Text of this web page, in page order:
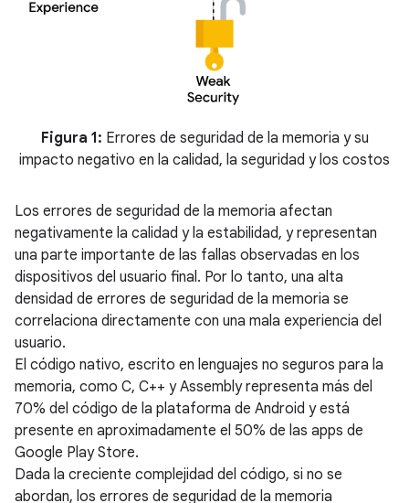
Figura 1: Errores de seguridad de la memoria y su
impacto negativo en la calidad, la seguridad y los costos
Los errores de seguridad de la memoria afectan
negativamente la calidad y la estabilidad, y representan
una parte importante de las fallas observadas en los
dispositivos del usuario final. Por lo tanto, una alta
densidad de errores de seguridad de la memoria se
correlaciona directamente con una mala experiencia del
usuario.
El código nativo, escrito en lenguajes no seguros para la
memoria, como C, C++ y Assembly representa más del
70% del código de la plataforma de Android y está
presente en aproximadamente el 50% de las apps de
Google Play Store.
Dada la creciente complejidad del código, si no se
abordan, los errores de seguridad de la memoria